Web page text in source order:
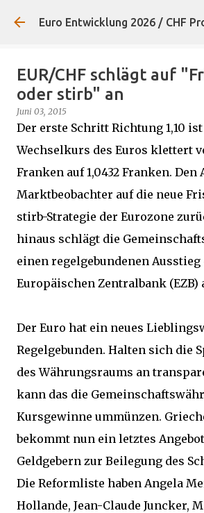
Direkt zum
Euro Entwicklung 2026 / CHF
EUR/CHF schlägt auf
oder stirb" an
Juni 03, 2015
Der erste Schritt Richtung 1,10
Wechselkurs des Euros klettert
Franken auf 1,0432 Franken.
Marktbeobachter auf die neue
stirb-Strategie der Eurozone
hinaus schlägt die
einen regelgebundenen Ausstieg
Europäischen Zentralbank (EZB)
Der Euro hat ein neues
Regelgebunden. Halten sich die
des Währungsraums an
kann das die
Kursgewinne ummünzen.
bekommt nun ein letztes
Geldgebern zur Beilegung des
Die Reformliste haben Angela
Hollande, Jean-Claude Juncker,